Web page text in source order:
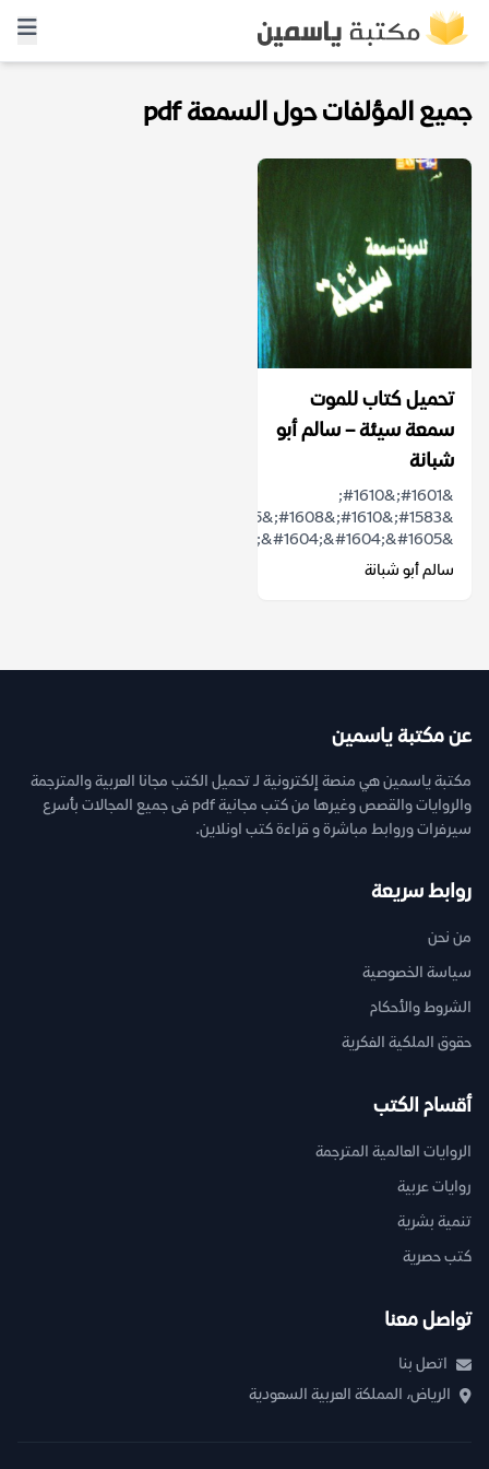
جميع المؤلفات حول السمعة pdf
تحميل كتاب للموت
سمعة سيئة – سالم أبو
شبانة
&#1601;&#1610;
&ldquo;&#1604;&#1604;&#1605;&...
سالم أبو شبانة
عن مكتبة ياسمين
مكتبة ياسمين هي منصة إلكترونية لـ تحميل الكتب مجانا العربية والمترجمة
والروايات والقصص وغيرها من كتب مجانية pdf فى جميع المجالات بأسرع
سيرفرات وروابط مباشرة و قراءة كتب اونلاين.
روابط سريعة
من نحن
سياسة الخصوصية
الشروط والأحكام
حقوق الملكية الفكرية
أقسام الكتب
الروايات العالمية المترجمة
روايات عربية
تنمية بشرية
كتب حصرية
تواصل معنا
اتصل بنا
الرياض، المملكة العربية السعودية